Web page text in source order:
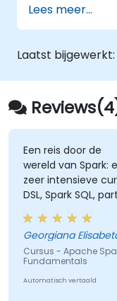
Scala-API's.
concept van
legt sterk de
specifiek op
aandacht
en AWS.
de verschillen
het nieuwste
AWS.
Lees meer...
Laatst bijgewerkt:
Een reis door de
wereld van Spark:
zeer intensieve
DSL, Spark SQL,
versus bucketing
mij.
Georgiana
Cursus - Apache
Fundamentals
Automatisch vertaald